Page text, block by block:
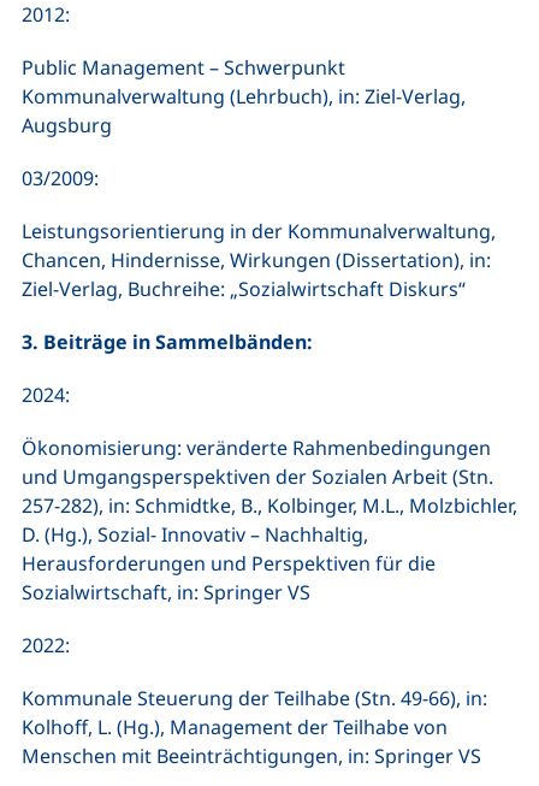
2012:
Public Management – Schwerpunkt
Kommunalverwaltung (Lehrbuch), in: Ziel-Verlag,
Augsburg
03/2009:
Leistungsorientierung in der Kommunalverwaltung,
Chancen, Hindernisse, Wirkungen (Dissertation), in:
Ziel-Verlag, Buchreihe: „Sozialwirtschaft Diskurs“
3. Beiträge in Sammelbänden:
2024:
Ökonomisierung: veränderte Rahmenbedingungen
und Umgangsperspektiven der Sozialen Arbeit (Stn.
257-282), in: Schmidtke, B., Kolbinger, M.L., Molzbichler,
D. (Hg.), Sozial- Innovativ – Nachhaltig,
Herausforderungen und Perspektiven für die
Sozialwirtschaft, in: Springer VS
2022:
Kommunale Steuerung der Teilhabe (Stn. 49-66), in:
Kolhoff, L. (Hg.), Management der Teilhabe von
Menschen mit Beeinträchtigungen, in: Springer VS